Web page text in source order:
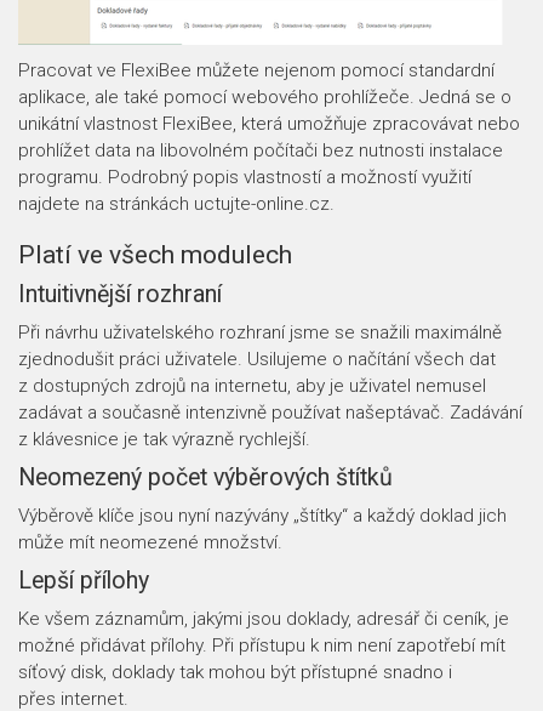
Pracovat ve FlexiBee můžete nejenom pomocí standardní
aplikace, ale také pomocí webového prohlížeče. Jedná se o
unikátní vlastnost FlexiBee, která umožňuje zpracovávat nebo
prohlížet data na libovolném počítači bez nutnosti instalace
programu. Podrobný popis vlastností a možností využití
najdete na stránkách uctujte-online.cz.
Platí ve všech modulech
Intuitivnější rozhraní
Při návrhu uživatelského rozhraní jsme se snažili maximálně
zjednodušit práci uživatele. Usilujeme o načítání všech dat
z dostupných zdrojů na internetu, aby je uživatel nemusel
zadávat a současně intenzivně používat našeptávač. Zadávání
z klávesnice je tak výrazně rychlejší.
Neomezený počet výběrových štítků
Výběrově klíče jsou nyní nazývány „štítky“ a každý doklad jich
může mít neomezené množství.
Lepší přílohy
Ke všem záznamům, jakými jsou doklady, adresář či ceník, je
možné přidávat přílohy. Při přístupu k nim není zapotřebí mít
síťový disk, doklady tak mohou být přístupné snadno i
přes internet.